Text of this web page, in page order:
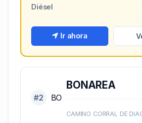
Diésel
Ir ahora
#2 BO
BONAREA
CAMINO CORRAL DE